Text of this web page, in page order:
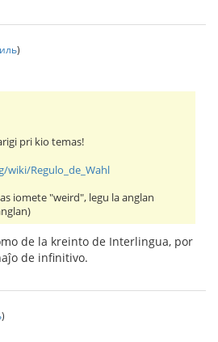
)
pri kio temas!
wiki/Regulo_de_Wahl
iomete "weird", legu la anglan
de la kreinto de Interlingua, por
de infinitivo.
)